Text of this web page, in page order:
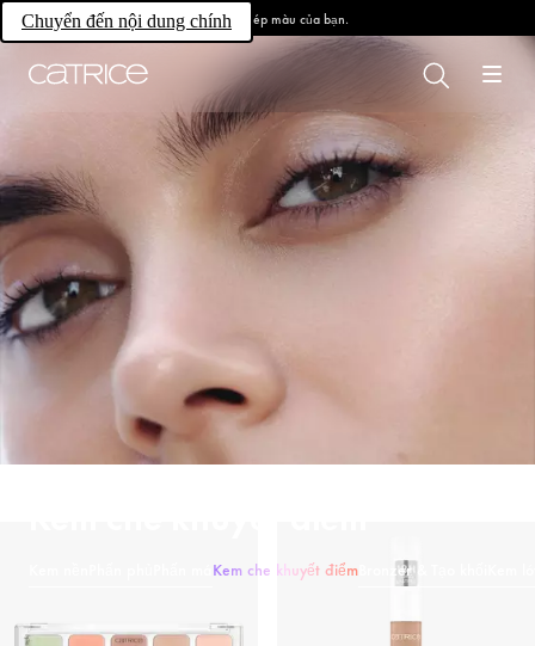
Chuyển đến nội dung chínhLàm chủ phép màu của bạn.
Kem che khuyết điểm Bronzer & Tạo khối